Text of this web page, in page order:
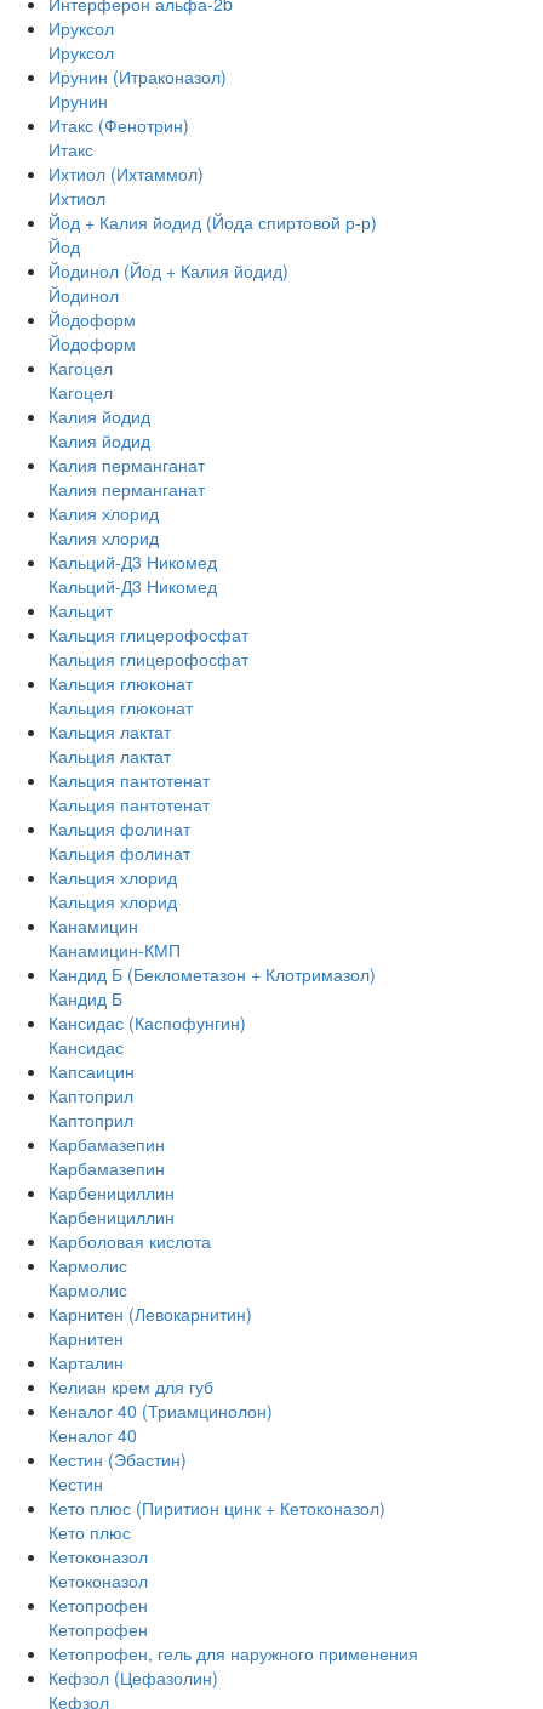
Ируксол
Ируксол
Ирунин (Итраконазол)
Ирунин
Итакс (Фенотрин)
Итакс
Ихтиол (Ихтаммол)
Ихтиол
Йод + Калия йодид (Йода спиртовой р-р)
Йод
Йодинол (Йод + Калия йодид)
Йодинол
Йодоформ
Йодоформ
Кагоцел
Кагоцел
Калия йодид
Калия йодид
Калия перманганат
Калия перманганат
Калия хлорид
Калия хлорид
Кальций-Д3 Никомед
Кальций-Д3 Никомед
Кальцит
Кальция глицерофосфат
Кальция глицерофосфат
Кальция глюконат
Кальция глюконат
Кальция лактат
Кальция лактат
Кальция пантотенат
Кальция пантотенат
Кальция фолинат
Кальция фолинат
Кальция хлорид
Кальция хлорид
Канамицин
Канамицин-КМП
Кандид Б (Беклометазон + Клотримазол)
Кандид Б
Кансидас (Каспофунгин)
Кансидас
Капсаицин
Каптоприл
Каптоприл
Карбамазепин
Карбамазепин
Карбенициллин
Карбенициллин
Карболовая кислота
Кармолис
Кармолис
Карнитен (Левокарнитин)
Карнитен
Карталин
Келиан крем для губ
Кеналог 40 (Триамцинолон)
Кеналог 40
Кестин (Эбастин)
Кестин
Кето плюс (Пиритион цинк + Кетоконазол)
Кето плюс
Кетоконазол
Кетоконазол
Кетопрофен
Кетопрофен
Кетопрофен, гель для наружного применения
Кефзол (Цефазолин)
Кефзол